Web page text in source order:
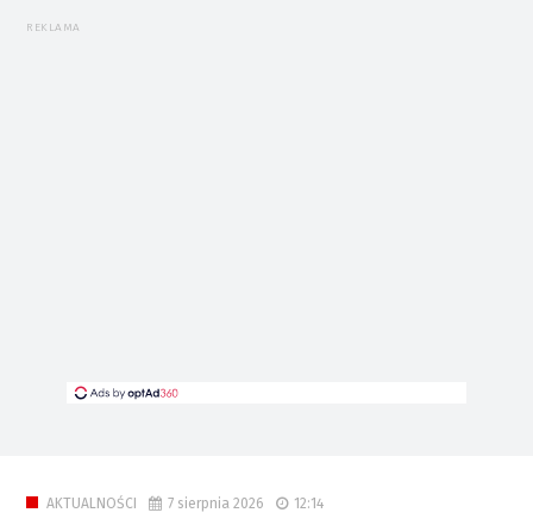
REKLAMA
AKTUALNOŚCI 7 sierpnia 2026 12:14